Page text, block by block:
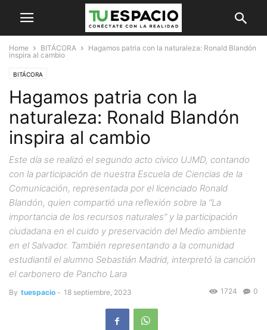
Home BITÁCORA
Hagamos patria con la naturaleza: Ronald Blandón
inspira al cambio
BITÁCORA
Hagamos patria con la
naturaleza: Ronald Blandón
inspira al cambio
Este día se realizó el segundo acto cívico UJMD, contando
con la participación de nuestra Escuela de Ciencias de la
Comunicación, representada por el licenciado Ronald
Blandón, quien compartió una reflexión sobre la “La
importancia de los recursos naturales” y la participación
ciudadana en el cuido y preservación del Medio ambiente
en el Salvador. También representando a la comunidad
estudiantil el alumno Sebastián Madrid, interpretó la canción
el carbonero de Pancho Lara
By tuespacio - 18 septiembre, 2023 0
1724